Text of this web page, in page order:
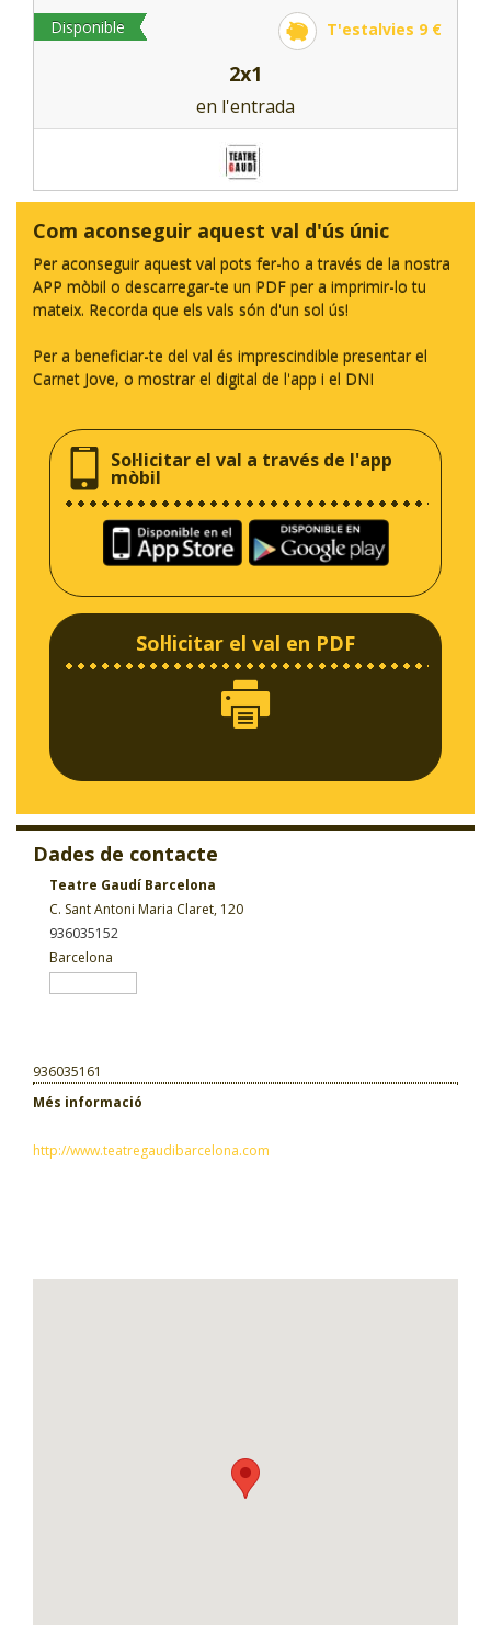
Disponible T'estalvies 9 €
2x1
en l'entrada
Com aconseguir aquest val d'ús únic
Per aconseguir aquest val pots fer-ho a través de la nostra
APP mòbil o descarregar-te un PDF per a imprimir-lo tu
mateix. Recorda que els vals són d'un sol ús!
Per a beneficiar-te del val és imprescindible presentar el
Carnet Jove, o mostrar el digital de l'app i el DNI
Sol·licitar el val a través de l'app
mòbil
Sol·licitar el val en PDF
Dades de contacte
Teatre Gaudí Barcelona
C. Sant Antoni Maria Claret, 120
936035152
Barcelona
936035161
Més informació
http://www.teatregaudibarcelona.com